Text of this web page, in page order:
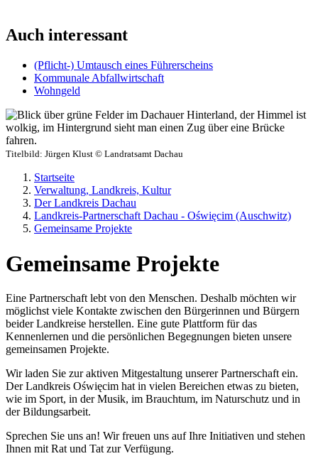
Auch interessant
(Pflicht-) Umtausch eines Führerscheins
Kommunale Abfallwirtschaft
Wohngeld
Titelbild: Jürgen Klust © Landratsamt Dachau
Startseite
Verwaltung, Landkreis, Kultur
Der Landkreis Dachau
Landkreis-Partnerschaft Dachau - Oświęcim (Auschwitz)
Gemeinsame Projekte
Gemeinsame Projekte
Eine Partnerschaft lebt von den Menschen. Deshalb möchten wir
möglichst viele Kontakte zwischen den Bürgerinnen und Bürgern
beider Landkreise herstellen. Eine gute Plattform für das
Kennenlernen und die persönlichen Begegnungen bieten unsere
gemeinsamen Projekte.
Wir laden Sie zur aktiven Mitgestaltung unserer Partnerschaft ein.
Der Landkreis Oświęcim hat in vielen Bereichen etwas zu bieten,
wie im Sport, in der Musik, im Brauchtum, im Naturschutz und in
der Bildungsarbeit.
Sprechen Sie uns an! Wir freuen uns auf Ihre Initiativen und stehen
Ihnen mit Rat und Tat zur Verfügung.